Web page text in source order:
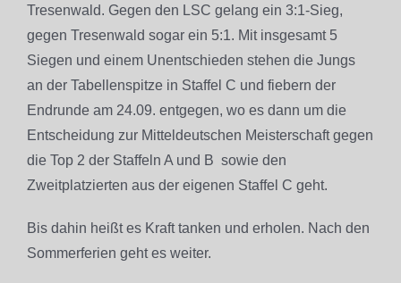
Tresenwald. Gegen den LSC gelang ein 3:1-Sieg,
gegen Tresenwald sogar ein 5:1. Mit insgesamt 5
Siegen und einem Unentschieden stehen die Jungs
an der Tabellenspitze in Staffel C und fiebern der
Endrunde am 24.09. entgegen, wo es dann um die
Entscheidung zur Mitteldeutschen Meisterschaft gegen
die Top 2 der Staffeln A und B sowie den
Zweitplatzierten aus der eigenen Staffel C geht.
Bis dahin heißt es Kraft tanken und erholen. Nach den
Sommerferien geht es weiter.